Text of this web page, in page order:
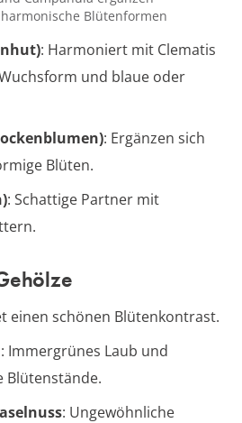
Blütenformen
: Harmoniert mit Clematis
und blaue oder
: Ergänzen sich
Blüten.
: Schattige Partner mit
einen schönen Blütenkontrast.
: Immergrünes Laub und
Blütenstände.
: Ungewöhnliche